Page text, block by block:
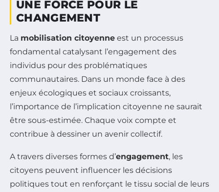
UNE FORCE POUR LE
CHANGEMENT
La mobilisation citoyenne est un processus
fondamental catalysant l’engagement des
individus pour des problématiques
communautaires. Dans un monde face à des
enjeux écologiques et sociaux croissants,
l’importance de l’implication citoyenne ne saurait
être sous-estimée. Chaque voix compte et
contribue à dessiner un avenir collectif.
A travers diverses formes d’engagement, les
citoyens peuvent influencer les décisions
politiques tout en renforçant le tissu social de leurs